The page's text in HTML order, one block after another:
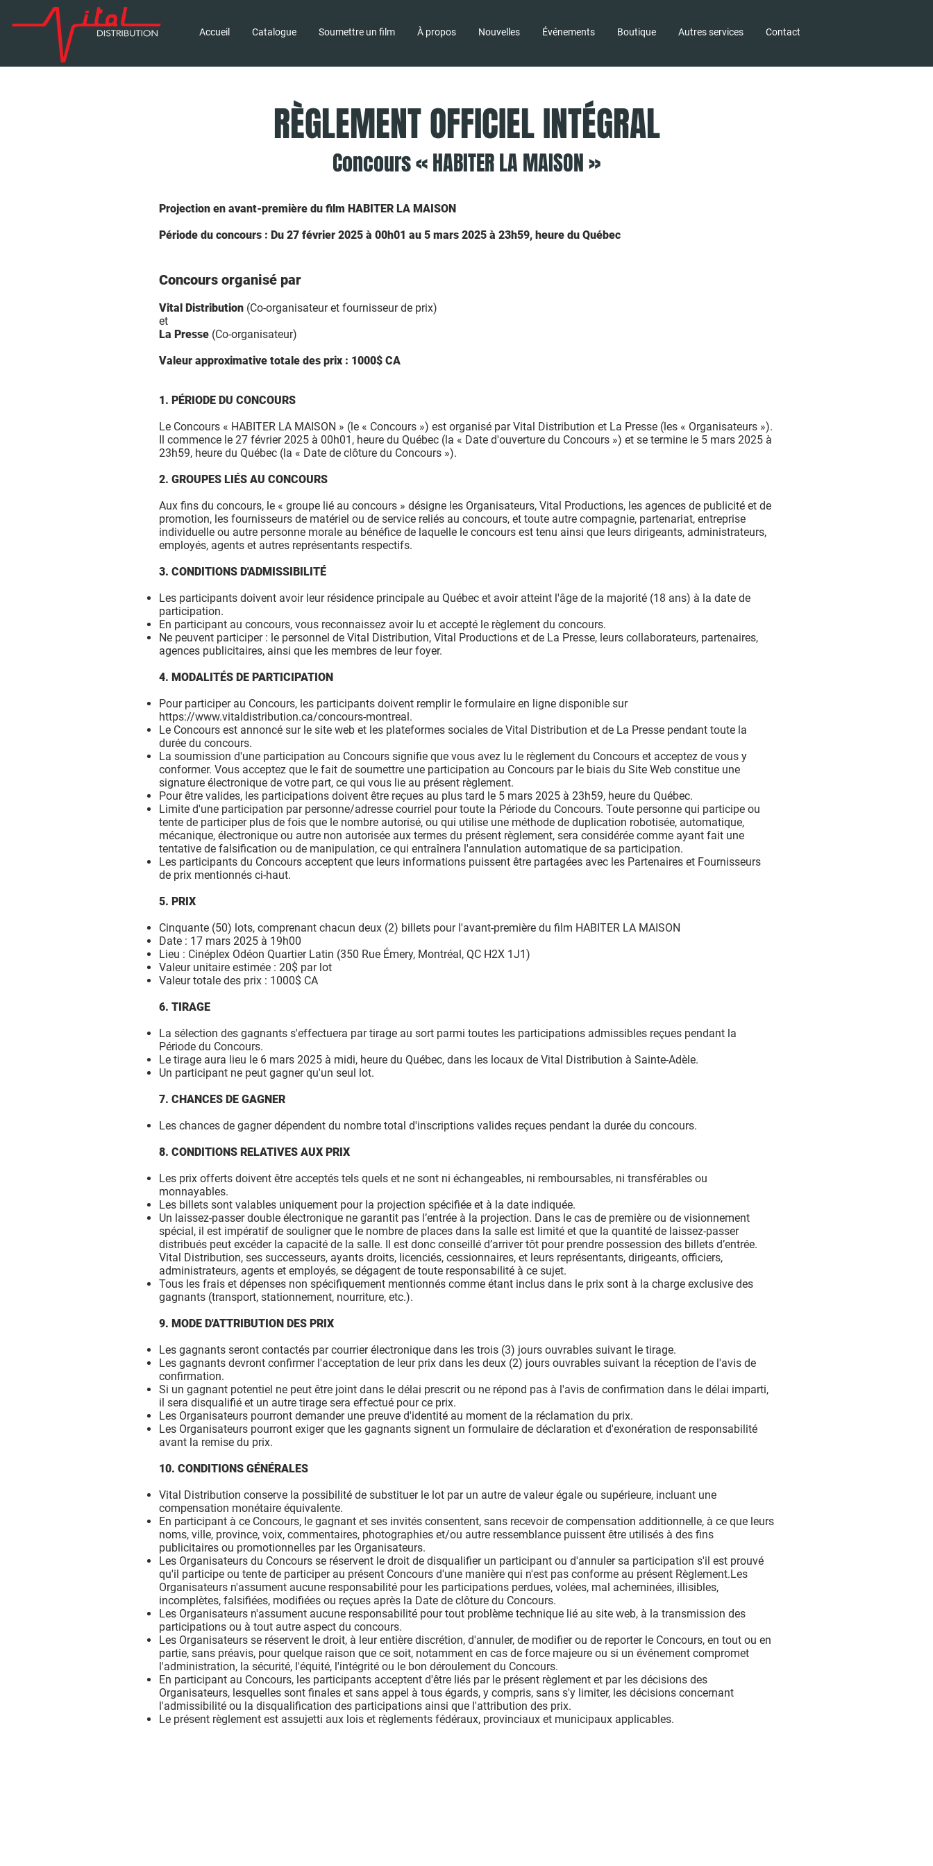
Accueil Catalogue Soumettre un film À propos Nouvelles Événements Boutique Autres services Contact
RÈGLEMENT OFFICIEL INTÉGRAL
Concours « HABITER LA MAISON »
Projection en avant-première du film HABITER LA MAISON
Période du concours : Du 27 février 2025 à 00h01 au 5 mars 2025 à 23h59, heure du Québec
Concours organisé par
Vital Distribution (Co-organisateur et fournisseur de prix)
et
La Presse (Co-organisateur)
Valeur approximative totale des prix : 1000$ CA
1. PÉRIODE DU CONCOURS
Le Concours « HABITER LA MAISON » (le « Concours ») est organisé par Vital Distribution et La Presse (les « Organisateurs »).
Il commence le 27 février 2025 à 00h01, heure du Québec (la « Date d'ouverture du Concours ») et se termine le 5 mars 2025 à
23h59, heure du Québec (la « Date de clôture du Concours »).
2. GROUPES LIÉS AU CONCOURS
Aux fins du concours, le « groupe lié au concours » désigne les Organisateurs, Vital Productions, les agences de publicité et de
promotion, les fournisseurs de matériel ou de service reliés au concours, et toute autre compagnie, partenariat, entreprise
individuelle ou autre personne morale au bénéfice de laquelle le concours est tenu ainsi que leurs dirigeants, administrateurs,
employés, agents et autres représentants respectifs.
3. CONDITIONS D'ADMISSIBILITÉ
Les participants doivent avoir leur résidence principale au Québec et avoir atteint l'âge de la majorité (18 ans) à la date de
participation.
En participant au concours, vous reconnaissez avoir lu et accepté le règlement du concours.
Ne peuvent participer : le personnel de Vital Distribution, Vital Productions et de La Presse, leurs collaborateurs, partenaires,
agences publicitaires, ainsi que les membres de leur foyer.
4. MODALITÉS DE PARTICIPATION
Pour participer au Concours, les participants doivent remplir le formulaire en ligne disponible sur
https://www.vitaldistribution.ca/concours-montreal.
Le Concours est annoncé sur le site web et les plateformes sociales de Vital Distribution et de La Presse pendant toute la
durée du concours.
La soumission d'une participation au Concours signifie que vous avez lu le règlement du Concours et acceptez de vous y
conformer. Vous acceptez que le fait de soumettre une participation au Concours par le biais du Site Web constitue une
signature électronique de votre part, ce qui vous lie au présent règlement.
Pour être valides, les participations doivent être reçues au plus tard le 5 mars 2025 à 23h59, heure du Québec.
Limite d'une participation par personne/adresse courriel pour toute la Période du Concours. Toute personne qui participe ou
tente de participer plus de fois que le nombre autorisé, ou qui utilise une méthode de duplication robotisée, automatique,
mécanique, électronique ou autre non autorisée aux termes du présent règlement, sera considérée comme ayant fait une
tentative de falsification ou de manipulation, ce qui entraînera l'annulation automatique de sa participation.
Les participants du Concours acceptent que leurs informations puissent être partagées avec les Partenaires et Fournisseurs
de prix mentionnés ci-haut.
5. PRIX
Cinquante (50) lots, comprenant chacun deux (2) billets pour l'avant-première du film HABITER LA MAISON
Date : 17 mars 2025 à 19h00
Lieu : Cinéplex Odéon Quartier Latin (350 Rue Émery, Montréal, QC H2X 1J1)
Valeur unitaire estimée : 20$ par lot
Valeur totale des prix : 1000$ CA
6. TIRAGE
La sélection des gagnants s'effectuera par tirage au sort parmi toutes les participations admissibles reçues pendant la
Période du Concours.
Le tirage aura lieu le 6 mars 2025 à midi, heure du Québec, dans les locaux de Vital Distribution à Sainte-Adèle.
Un participant ne peut gagner qu'un seul lot.
7. CHANCES DE GAGNER
Les chances de gagner dépendent du nombre total d'inscriptions valides reçues pendant la durée du concours.
8. CONDITIONS RELATIVES AUX PRIX
Les prix offerts doivent être acceptés tels quels et ne sont ni échangeables, ni remboursables, ni transférables ou
monnayables.
Les billets sont valables uniquement pour la projection spécifiée et à la date indiquée.
Un laissez-passer double électronique ne garantit pas l’entrée à la projection. Dans le cas de première ou de visionnement
spécial, il est impératif de souligner que le nombre de places dans la salle est limité et que la quantité de laissez-passer
distribués peut excéder la capacité de la salle. Il est donc conseillé d’arriver tôt pour prendre possession des billets d’entrée.
Vital Distribution, ses successeurs, ayants droits, licenciés, cessionnaires, et leurs représentants, dirigeants, officiers,
administrateurs, agents et employés, se dégagent de toute responsabilité à ce sujet.
Tous les frais et dépenses non spécifiquement mentionnés comme étant inclus dans le prix sont à la charge exclusive des
gagnants (transport, stationnement, nourriture, etc.).
9. MODE D'ATTRIBUTION DES PRIX
Les gagnants seront contactés par courrier électronique dans les trois (3) jours ouvrables suivant le tirage.
Les gagnants devront confirmer l'acceptation de leur prix dans les deux (2) jours ouvrables suivant la réception de l'avis de
confirmation.
Si un gagnant potentiel ne peut être joint dans le délai prescrit ou ne répond pas à l'avis de confirmation dans le délai imparti,
il sera disqualifié et un autre tirage sera effectué pour ce prix.
Les Organisateurs pourront demander une preuve d'identité au moment de la réclamation du prix.
Les Organisateurs pourront exiger que les gagnants signent un formulaire de déclaration et d'exonération de responsabilité
avant la remise du prix.
10. CONDITIONS GÉNÉRALES
Vital Distribution conserve la possibilité de substituer le lot par un autre de valeur égale ou supérieure, incluant une
compensation monétaire équivalente.
En participant à ce Concours, le gagnant et ses invités consentent, sans recevoir de compensation additionnelle, à ce que leurs
noms, ville, province, voix, commentaires, photographies et/ou autre ressemblance puissent être utilisés à des fins
publicitaires ou promotionnelles par les Organisateurs.
Les Organisateurs du Concours se réservent le droit de disqualifier un participant ou d'annuler sa participation s'il est prouvé
qu'il participe ou tente de participer au présent Concours d'une manière qui n'est pas conforme au présent Règlement.Les
Organisateurs n'assument aucune responsabilité pour les participations perdues, volées, mal acheminées, illisibles,
incomplètes, falsifiées, modifiées ou reçues après la Date de clôture du Concours.
Les Organisateurs n'assument aucune responsabilité pour tout problème technique lié au site web, à la transmission des
participations ou à tout autre aspect du concours.
Les Organisateurs se réservent le droit, à leur entière discrétion, d'annuler, de modifier ou de reporter le Concours, en tout ou en
partie, sans préavis, pour quelque raison que ce soit, notamment en cas de force majeure ou si un événement compromet
l'administration, la sécurité, l'équité, l'intégrité ou le bon déroulement du Concours.
En participant au Concours, les participants acceptent d'être liés par le présent règlement et par les décisions des
Organisateurs, lesquelles sont finales et sans appel à tous égards, y compris, sans s'y limiter, les décisions concernant
l'admissibilité ou la disqualification des participations ainsi que l'attribution des prix.
Le présent règlement est assujetti aux lois et règlements fédéraux, provinciaux et municipaux applicables.